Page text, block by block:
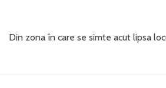
Din zona în care se simte acut lipsa